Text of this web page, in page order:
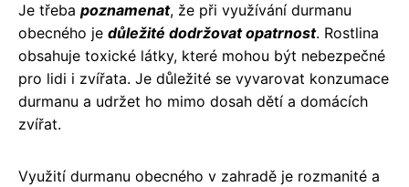
Je třeba poznamenat, že při využívání durmanu
obecného je důležité dodržovat opatrnost. Rostlina
obsahuje toxické látky, které mohou být nebezpečné
pro lidi i zvířata. Je důležité se vyvarovat konzumace
durmanu a udržet ho mimo dosah dětí a domácích
zvířat.
Využití durmanu obecného v zahradě je rozmanité a